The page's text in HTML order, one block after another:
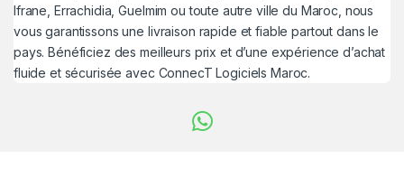
Ifrane, Errachidia, Guelmim ou toute autre ville du Maroc, nous
vous garantissons une livraison rapide et fiable partout dans le
pays. Bénéficiez des meilleurs prix et d’une expérience d’achat
fluide et sécurisée avec ConnecT Logiciels Maroc.